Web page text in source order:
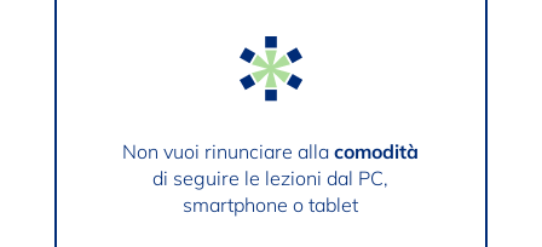
Non vuoi rinunciare alla comodità
di seguire le lezioni dal PC,
smartphone o tablet